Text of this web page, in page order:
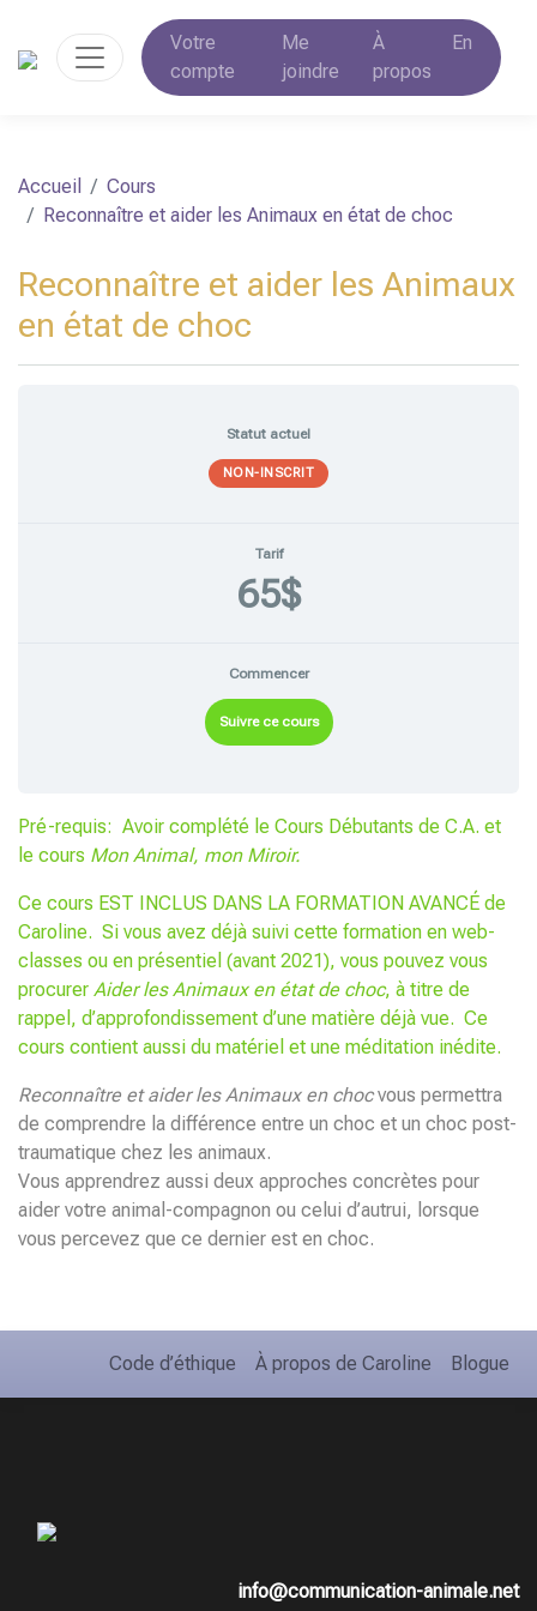
Votre
compte
Me
joindre
À
propos
En
Accueil
Cours
Reconnaître et aider les Animaux en état de choc
Reconnaître et aider les Animaux
en état de choc
Statut actuel
NON-INSCRIT
Tarif
65$
Commencer
Suivre ce cours
Pré-requis: Avoir complété le Cours Débutants de C.A. et
le cours Mon Animal, mon Miroir.
Ce cours EST INCLUS DANS LA FORMATION AVANCÉ de
Caroline. Si vous avez déjà suivi cette formation en web-
classes ou en présentiel (avant 2021), vous pouvez vous
procurer Aider les Animaux en état de choc, à titre de
rappel, d’approfondissement d’une matière déjà vue. Ce
cours contient aussi du matériel et une méditation inédite.
Reconnaître et aider les Animaux en chocvous permettra
de comprendre la différence entre un choc et un choc post-
traumatique chez les animaux.
Vous apprendrez aussi deux approches concrètes pour
aider votre animal-compagnon ou celui d’autrui, lorsque
vous percevez que ce dernier est en choc.
Code d’éthique À propos de Caroline Blogue
info@communication-animale.net